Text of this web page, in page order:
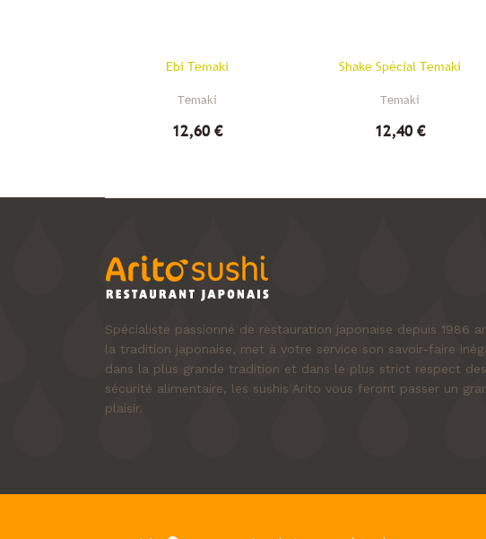
Ebi Temaki
Temaki
12,60 €
Shake Spécial Temaki
Temaki
12,40 €
Spécialiste passionné de restauration japonaise depuis 1986
la tradition japonaise, met à votre service son savoir-faire
dans la plus grande tradition et dans le plus strict respect
sécurité alimentaire, les sushis Arito vous feront passer un
plaisir.